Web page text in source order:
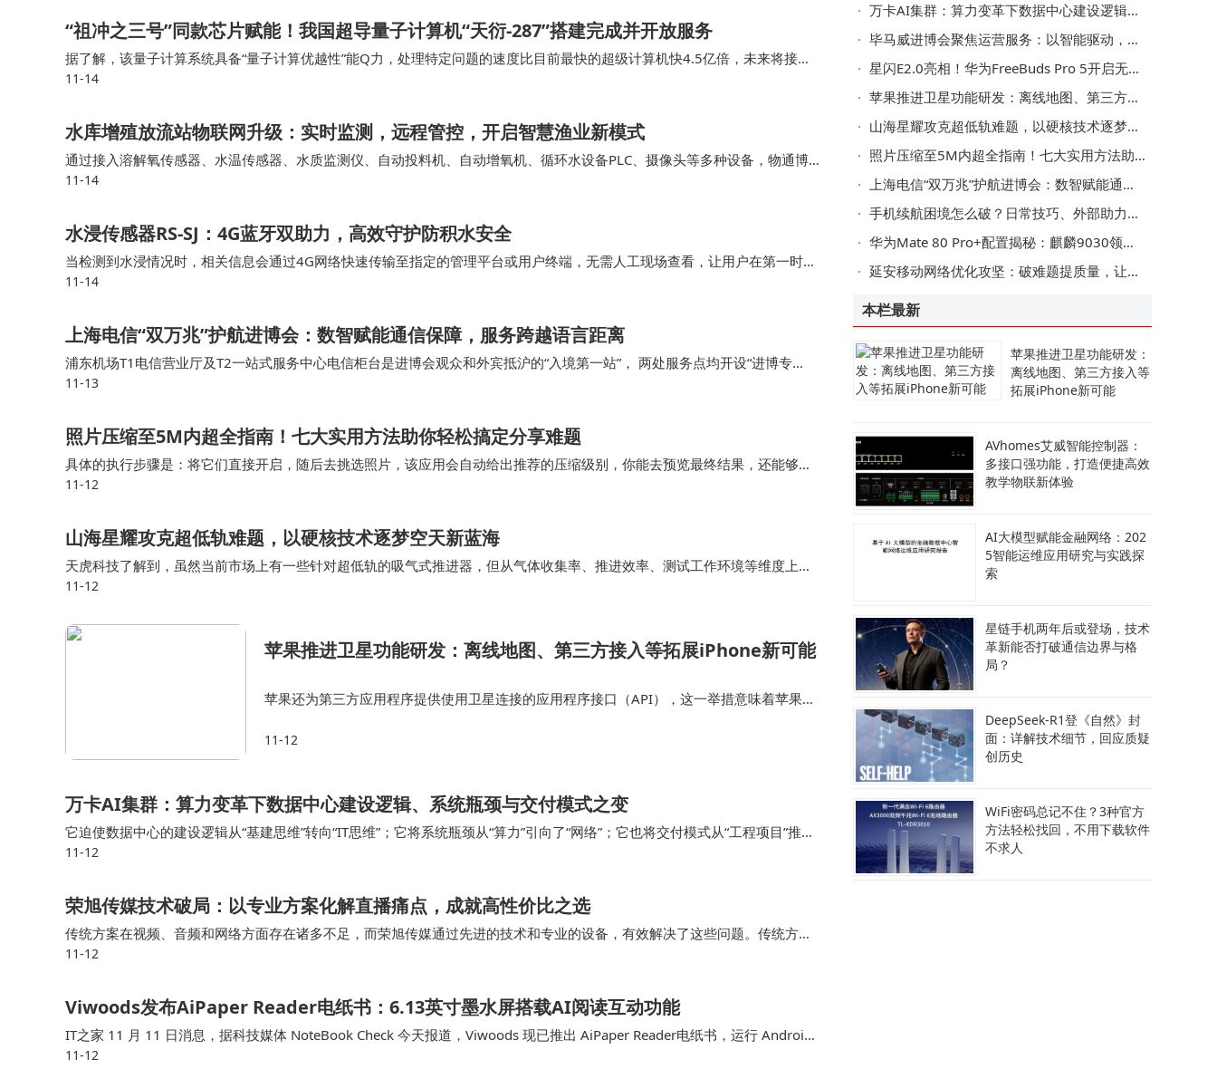
“祖冲之三号”同款芯片赋能！我国超导量子计算机“天衍-287”搭建完成并开放服务
据了解，该量子计算系统具备“量子计算优越性”能Q力，处理特定问题的速度比目前最快的超级计算机快4.5亿倍，未来将接
入“天衍”量子计算云平台并首次面向全球开放应用服务，这也将是我国首个具备“量子计算优越性”的量…
11-14
水库增殖放流站物联网升级：实时监测，远程管控，开启智慧渔业新模式
通过接入溶解氧传感器、水温传感器、水质监测仪、自动投料机、自动增氧机、循环水设备PLC、摄像头等多种设备，物通博联
智能数采网关能够实时采集各个鱼池的水质、溶解氧、水温以及投料、增氧、循环水等设备状态，通过5…
11-14
水浸传感器RS-SJ：4G蓝牙双助力，高效守护防积水安全
当检测到水浸情况时，相关信息会通过4G网络快速传输至指定的管理平台或用户终端，无需人工现场查看，让用户在第一时间
知晓积水隐患，为及时采取排水、设备转移等应对措施争取时间，避免积水造成更大损失。 水浸传感器凭借…
11-14
上海电信“双万兆”护航进博会：数智赋能通信保障，服务跨越语言距离
浦东机场T1电信营业厅及T2一站式服务中心电信柜台是进博会观众和外宾抵沪的“入境第一站”， 两处服务点均开设“进博专
席”，为参展人员和往来旅客提供中英双语咨询、交通指引与爱心便民服务。未来，上海电信将持续夯…
11-13
照片压缩至5M内超全指南！七大实用方法助你轻松搞定分享难题
具体的执行步骤是：将它们直接开启，随后去挑选照片，该应用会自动给出推荐的压缩级别，你能去预览最终结果，还能够对
某些设置予以调整，比如把分辨率调低或者转换格式，借此令文件大小小于5MB，这对即时分享至社交媒体来…
11-12
山海星耀攻克超低轨难题，以硬核技术逐梦空天新蓝海
天虎科技了解到，虽然当前市场上有一些针对超低轨的吸气式推进器，但从气体收集率、推进效率、测试工作环境等维度上，
山海星耀的电推进器均具备一定优势。 蔡东升表示，目前该产品是商业航天公司首次实现了“高真空运行环…
11-12
苹果推进卫星功能研发：离线地图、第三方接入等拓展iPhone新可能
苹果还为第三方应用程序提供使用卫星连接的应用程序接口（API），这一举措意味着苹果允
一举措或许是苹果在卫星通信领域进一步…
11-12
万卡AI集群：算力变革下数据中心建设逻辑、系统瓶颈与交付模式之变
它迫使数据中心的建设逻辑从“基建思维”转向“IT思维”；它将系统瓶颈从“算力”引向了“网络”；它也将交付模式从“工程项目”推向
了“产品制造”。 当一个万卡集群被点亮时，它不再是一个被动容纳IT设备的“机房”…
11-12
荣旭传媒技术破局：以专业方案化解直播痛点，成就高性价比之选
传统方案在视频、音频和网络方面存在诸多不足，而荣旭传媒通过先进的技术和专业的设备，有效解决了这些问题。传统方案
的视频分辨率较低，画面不够清晰，而荣旭传媒的4K 超高清视频拍摄制作让画面质量有了质的提升；传统…
11-12
Viwoods发布AiPaper Reader电纸书：6.13英寸墨水屏搭载AI阅读互动功能
IT之家 11 月 11 日消息，据科技媒体 NoteBook Check 今天报道，Viwoods 现已推出 AiPaper Reader电纸书，运行 Android
16 操作系统，机身配备专用 AI …
11-12
万卡AI集群：算力变革下数据中心建设逻辑、系统瓶颈与交付模式之变
毕马威进博会聚焦运营服务：以智能驱动，助企业迈向可持续增长新路
星闪E2.0亮相！华为FreeBuds Pro 5开启无线音频新篇
苹果推进卫星功能研发：离线地图、第三方接入等拓展iPhone新可能
山海星耀攻克超低轨难题，以硬核技术逐梦空天新蓝海
照片压缩至5M内超全指南！七大实用方法助你轻松搞定分享难题
上海电信“双万兆”护航进博会：数智赋能通信保障，服务跨越语言距离
手机续航困境怎么破？日常技巧、外部助力与科技革新共寻答案
华为Mate 80 Pro+配置揭秘：麒麟9030领衔，eSIM加持，高端工艺再突破
延安移动网络优化攻坚：破难题提质量，让市民畅享安心舒心网络
本栏最新
苹果推进卫星功能研发：
离线地图、第三方接入等
拓展iPhone新可能
AVhomes艾威智能控制器：
多接口强功能，打造便捷高效
教学物联新体验
AI大模型赋能金融网络：202
5智能运维应用研究与实践探
索
星链手机两年后或登场，技术
革新能否打破通信边界与格
局？
DeepSeek-R1登《自然》封
面：详解技术细节，回应质疑
创历史
WiFi密码总记不住？3种官方
方法轻松找回，不用下载软件
不求人